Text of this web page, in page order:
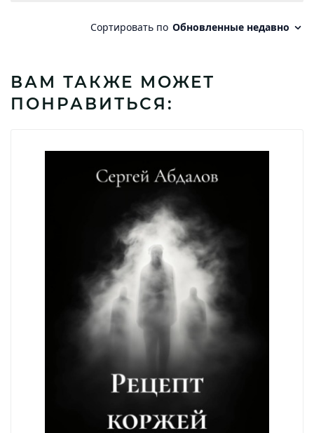
ВАМ ТАКЖЕ МОЖЕТ
ПОНРАВИТЬСЯ: